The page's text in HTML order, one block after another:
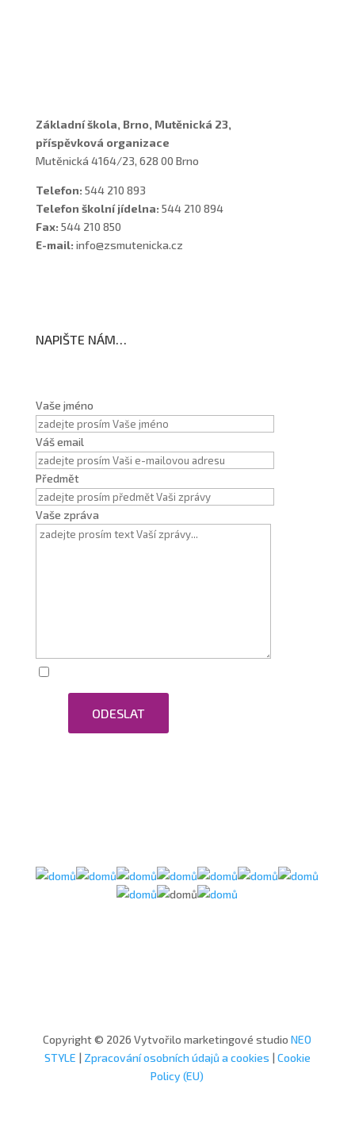
Základní škola, Brno, Mutěnická 23,
příspěvková organizace
Mutěnická 4164/23, 628 00 Brno
Telefon: 544 210 893
Telefon školní jídelna: 544 210 894
Fax: 544 210 850
E-mail: info@zsmutenicka.cz
NAPIŠTE NÁM…
Vaše jméno
Váš email
Předmět
Vaše zpráva
ODESLAT
Copyright © 2026 Vytvořilo marketingové studioNEO
STYLE | Zpracování osobních údajů a cookies | Cookie
Policy (EU)